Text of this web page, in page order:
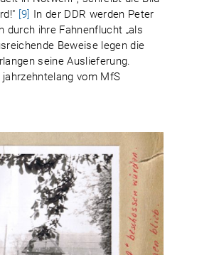
[9] In der DDR werden Peter
durch ihre Fahnenflucht „als
Beweise legen die
seine Auslieferung.
vom MfS